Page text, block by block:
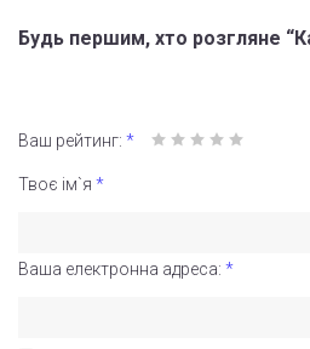
Будь першим, хто розгляне
Ваш рейтинг: *
Твоє ім`я *
Ваша електронна адреса: *